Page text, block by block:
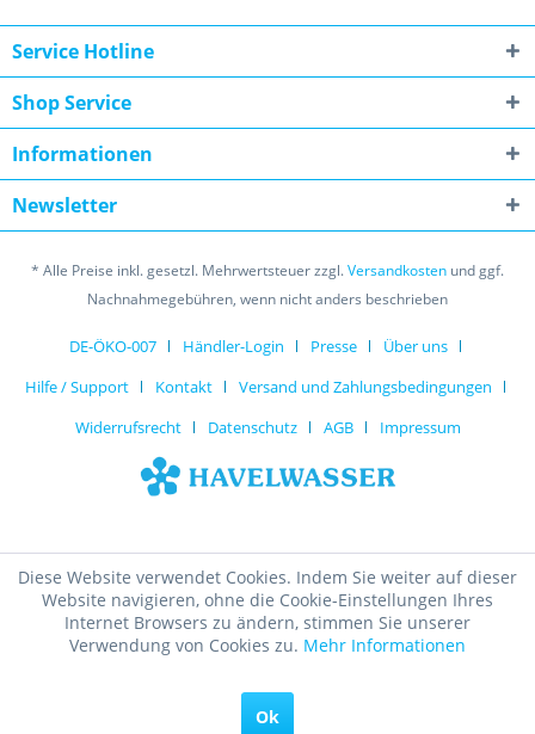
Service Hotline
Shop Service
Informationen
Newsletter
* Alle Preise inkl. gesetzl. Mehrwertsteuer zzgl.Versandkosten und ggf.
Nachnahmegebühren, wenn nicht anders beschrieben
DE-ÖKO-007 Händler-Login Presse
Über uns
Hilfe / Support
Kontakt
Versand und Zahlungsbedingungen
Widerrufsrecht
Datenschutz AGB Impressum
Diese Website verwendet Cookies. Indem Sie weiter auf dieser
Website navigieren, ohne die Cookie-Einstellungen Ihres
Internet Browsers zu ändern, stimmen Sie unserer
Verwendung von Cookies zu. Mehr Informationen
Ok